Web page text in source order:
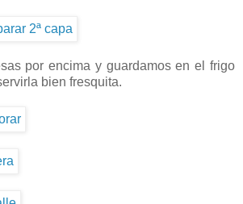
por encima y guardamos en el frigo
bien fresquita.